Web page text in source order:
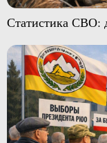
Статистика СВО: